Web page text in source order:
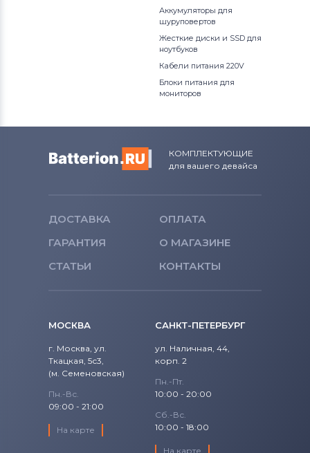
Аккумуляторы для ноутбуков
Аккумуляторы для ноутбуков
Аккумуляторы для ноутбуков
Аккумуляторы для ноутбуков
Аккумуляторы для ноутбуков
Аккумуляторы для ноутбуков
Аккумуляторы для ноутбуковAsus
Аккумуляторы для ноутбуковIrbis
XPS 13
XPS 15
1764
2200
3043
Аккумуляторы для
шуруповертов
Жесткие диски и SSD для
ноутбуков
Кабели питания 220V
Блоки питания для
мониторов
КОМПЛЕКТУЮЩИЕ
для вашего девайса
ДОСТАВКА
ОПЛАТА
ГАРАНТИЯ
О МАГАЗИНЕ
СТАТЬИ
КОНТАКТЫ
МОСКВА
г. Москва, ул.
Ткацкая, 5с3,
(м. Семеновская)
Пн.-Вс.
09:00 - 21:00
На карте
САНКТ-ПЕТЕРБУРГ
ул. Наличная, 44,
корп. 2
Пн.-Пт.
10:00 - 20:00
Сб.-Вс.
10:00 - 18:00
На карте